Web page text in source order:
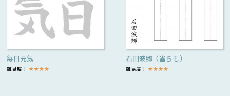
毎日元気
難易度： ★★★★
石田波郷（雀らも）
難易度： ★★★★